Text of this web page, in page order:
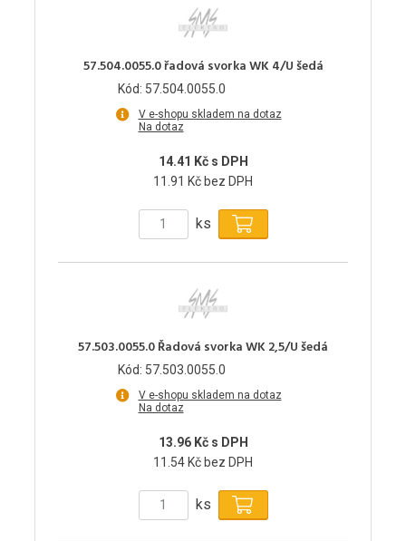
57.504.0055.0 řadová svorka WK 4/U šedá
Kód: 57.504.0055.0
V e-shopu skladem na dotaz
Na dotaz
14.41 Kč s DPH
11.91 Kč bez DPH
ks
57.503.0055.0 Řadová svorka WK 2,5/U šedá
Kód: 57.503.0055.0
V e-shopu skladem na dotaz
Na dotaz
13.96 Kč s DPH
11.54 Kč bez DPH
ks